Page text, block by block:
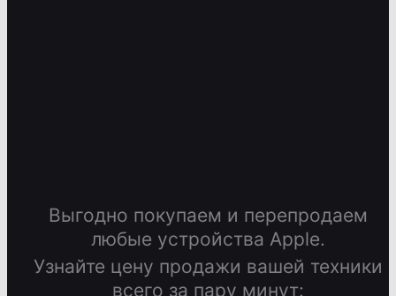
Выгодно покупаем и перепродаем
любые устройства Apple.
Узнайте цену продажи вашей техники
всего за пару минут: